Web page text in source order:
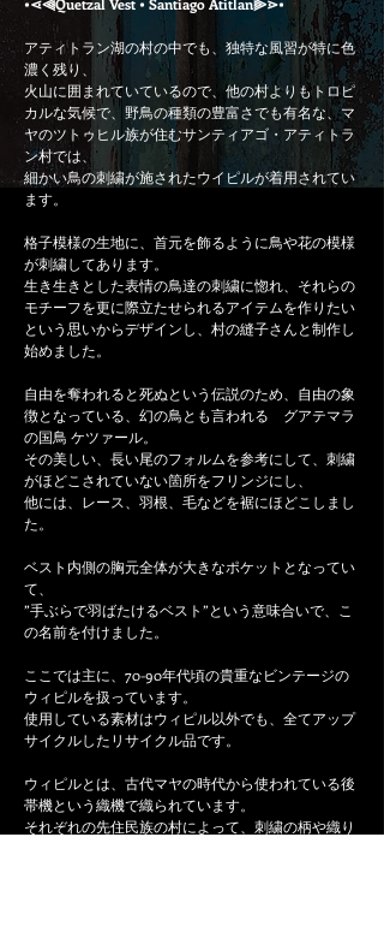
アティトラン湖の村の中でも、独特な風習が特に色
濃く残り、
火山に囲まれていているので、他の村よりもトロピ
カルな気候で、野鳥の種類の豊富さでも有名な、マ
ヤのツトゥヒル族が住むサンティアゴ・アティトラ
ン村では、
細かい鳥の刺繍が施されたウイピルが着用されてい
ます。
格子模様の生地に、首元を飾るように鳥や花の模様
が刺繍してあります。
生き生きとした表情の鳥達の刺繍に惚れ、それらの
モチーフを更に際立たせられるアイテムを作りたい
という思いからデザインし、村の縫子さんと制作し
始めました。
自由を奪われると死ぬという伝説のため、自由の象
徴となっている、幻の鳥とも言われる グアテマラ
の国鳥 ケツァール。
その美しい、長い尾のフォルムを参考にして、刺繍
がほどこされていない箇所をフリンジにし、
他には、レース、羽根、毛などを裾にほどこしまし
た。
ベスト内側の胸元全体が大きなポケットとなってい
て、
”手ぶらで羽ばたけるベスト”という意味合いで、こ
の名前を付けました。
ここでは主に、70-90年代頃の貴重なビンテージの
ウィピルを扱っています。
使用している素材はウィピル以外でも、全てアップ
サイクルしたリサイクル品です。
ウィピルとは、古代マヤの時代から使われている後
帯機という織機で織られています。
それぞれの先住民族の村によって、刺繍の柄や織り